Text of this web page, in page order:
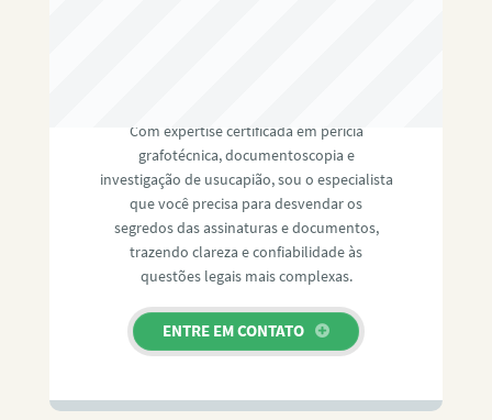
Com expertise certificada em perícia
grafotécnica, documentoscopia e
investigação de usucapião, sou o especialista
que você precisa para desvendar os
segredos das assinaturas e documentos,
trazendo clareza e confiabilidade às
questões legais mais complexas.
ENTRE EM CONTATO